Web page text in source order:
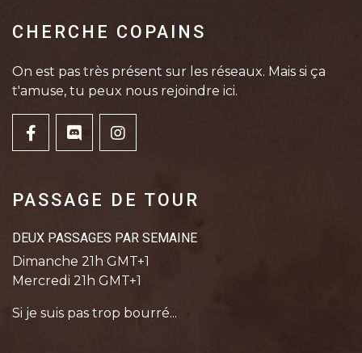
CHERCHE COPAINS
On est pas très présent sur les réseaux. Mais si ça
t'amuse, tu peux nous rejoindre ici.
PASSAGE DE TOUR
DEUX PASSAGES PAR SEMAINE
Dimanche 21h GMT+1
Mercredi 21h GMT+1
Si je suis pas trop bourré...